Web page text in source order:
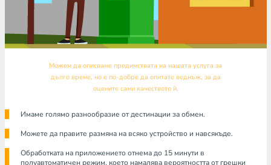
Можем да описваме предимствата на нашата услуга за
дълго време, но е по-добре да опитате веднъж, за да
оцените сами качеството й.
Имаме голямо разнообразие от дестинации за обмен.
Можете да правите размяна на всяко устройство и навсякъде.
Обработката на приложението отнема до 15 минути в
полуавтоматичен режим, което намалява вероятността от грешки